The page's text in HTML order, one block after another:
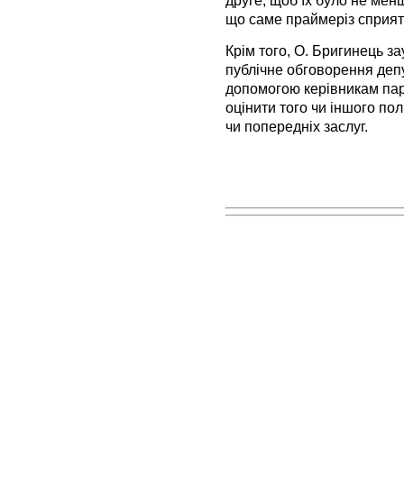
що саме праймеріз
Крім того, О. Бригинець
публічне обговорення
допомогою керівникам
оцінити того чи іншого
чи попередніх заслуг.